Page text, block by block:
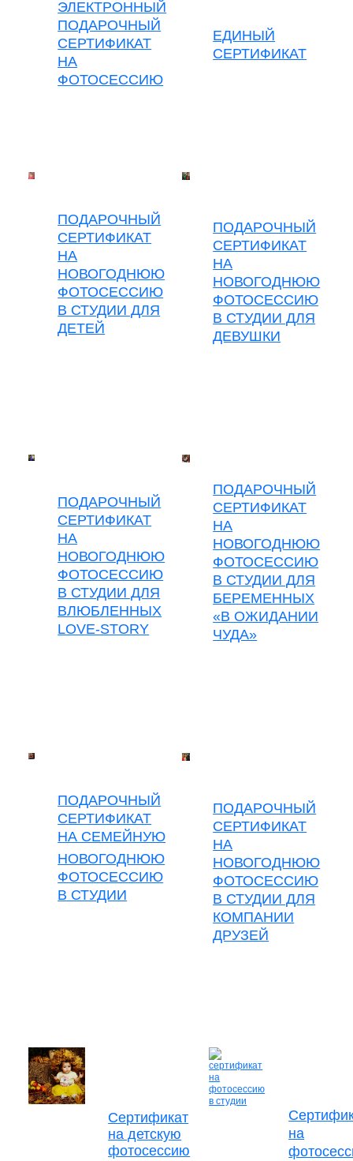
ЭЛЕКТРОННЫЙ
ПОДАРОЧНЫЙ
СЕРТИФИКАТ
НА
ФОТОСЕССИЮ
ЕДИНЫЙ
СЕРТИФИКАТ
ПОДАРОЧНЫЙ
СЕРТИФИКАТ
НА
НОВОГОДНЮЮ
ФОТОСЕССИЮ
В СТУДИИ ДЛЯ
ДЕТЕЙ
ПОДАРОЧНЫЙ
СЕРТИФИКАТ
НА
НОВОГОДНЮЮ
ФОТОСЕССИЮ
В СТУДИИ ДЛЯ
ДЕВУШКИ
ПОДАРОЧНЫЙ
СЕРТИФИКАТ
НА
НОВОГОДНЮЮ
ФОТОСЕССИЮ
В СТУДИИ ДЛЯ
ВЛЮБЛЕННЫХ
LOVE-STORY
ПОДАРОЧНЫЙ
СЕРТИФИКАТ
НА
НОВОГОДНЮЮ
ФОТОСЕССИЮ
В СТУДИИ ДЛЯ
БЕРЕМЕННЫХ
«В ОЖИДАНИИ
ЧУДА»
ПОДАРОЧНЫЙ
СЕРТИФИКАТ
НА СЕМЕЙНУЮ
НОВОГОДНЮЮ
ФОТОСЕССИЮ
В СТУДИИ
ПОДАРОЧНЫЙ
СЕРТИФИКАТ
НА
НОВОГОДНЮЮ
ФОТОСЕССИЮ
В СТУДИИ ДЛЯ
КОМПАНИИ
ДРУЗЕЙ
Cертификат
на детскую
фотосессию
на